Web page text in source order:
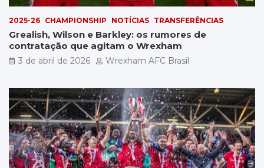
2025-26 CHAMPIONSHIP NOTÍCIAS TRANSFERÊNCIAS
Grealish, Wilson e Barkley: os rumores de
contratação que agitam o Wrexham
3 de abril de 2026 Wrexham AFC Brasil